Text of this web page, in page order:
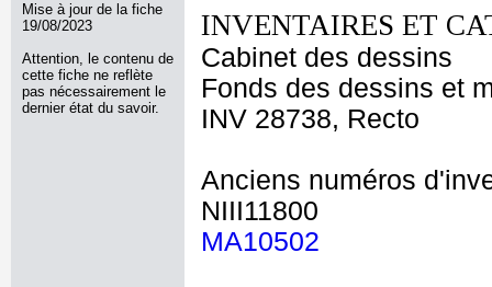
Mise à jour de la fiche
19/08/2023
Attention, le contenu de
cette fiche ne reflète
pas nécessairement le
dernier état du savoir.
INVENTAIRES ET
Cabinet des dessins
Fonds des dessins et
INV 28738, Recto
Anciens numéros
NIII11800
MA10502